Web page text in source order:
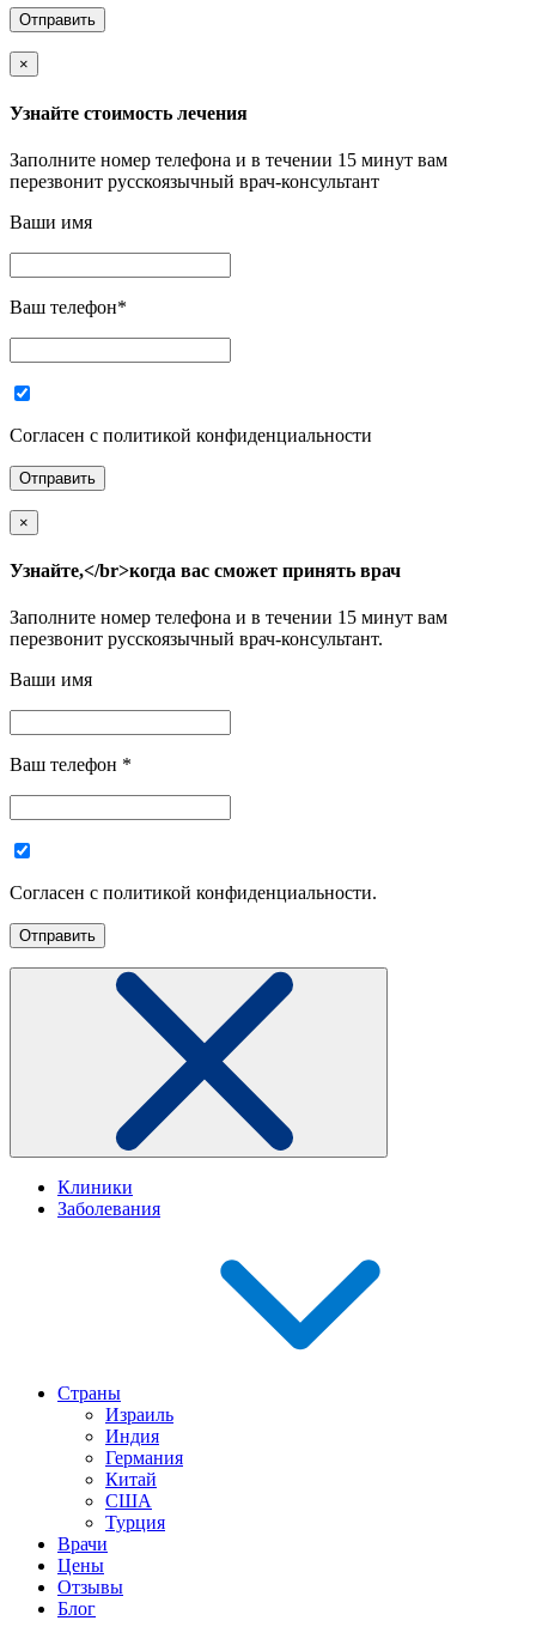
×
Узнайте стоимость лечения
Заполните номер телефона и в течении 15 минут вам
перезвонит русскоязычный врач-консультант
Ваши имя
Ваш телефон*
Согласен с политикой конфиденциальности
×
Узнайте,</br>когда вас сможет принять врач
Заполните номер телефона и в течении 15 минут вам
перезвонит русскоязычный врач-консультант.
Ваши имя
Ваш телефон *
Согласен с политикой конфиденциальности.
Клиники
Заболевания
Страны
Израиль
Индия
Германия
Китай
США
Турция
Врачи
Цены
Отзывы
Блог